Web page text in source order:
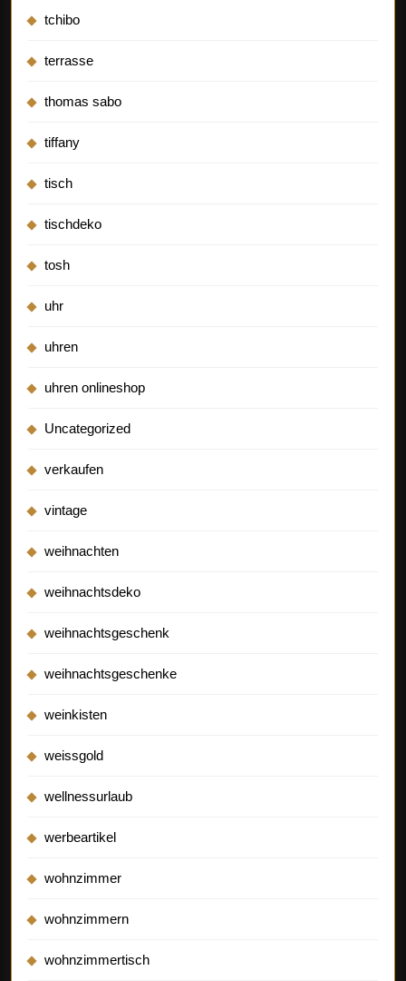
tchibo
terrasse
thomas sabo
tiffany
tisch
tischdeko
tosh
uhr
uhren
uhren onlineshop
Uncategorized
verkaufen
vintage
weihnachten
weihnachtsdeko
weihnachtsgeschenk
weihnachtsgeschenke
weinkisten
weissgold
wellnessurlaub
werbeartikel
wohnzimmer
wohnzimmern
wohnzimmertisch